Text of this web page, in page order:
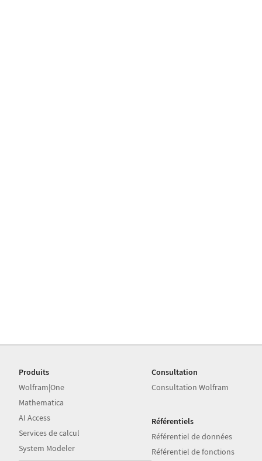
Produits
Wolfram|One
Mathematica
AI Access
Services de calcul
System Modeler
Consultation
Consultation Wolfram
Référentiels
Référentiel de données
Référentiel de fonctions